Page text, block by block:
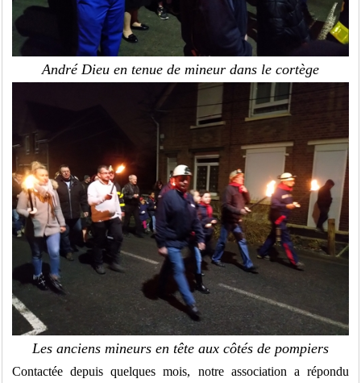
André Dieu en tenue de mineur dans le cortège
Les anciens mineurs en tête aux côtés de pompiers
Contactée depuis quelques mois, notre association a répondu